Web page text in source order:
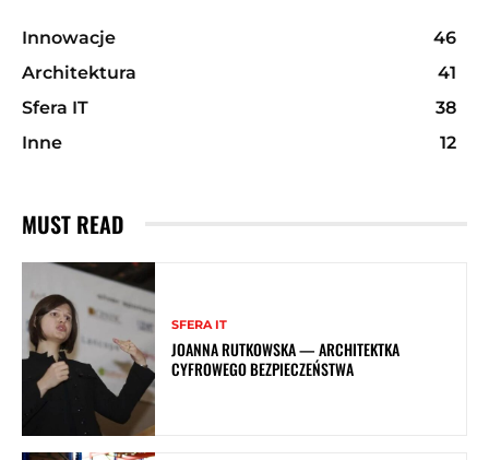
Innowacje
46
Architektura
41
Sfera IT
38
Inne
12
MUST READ
SFERA IT
JOANNA RUTKOWSKA — ARCHITEKTKA
CYFROWEGO BEZPIECZEŃSTWA